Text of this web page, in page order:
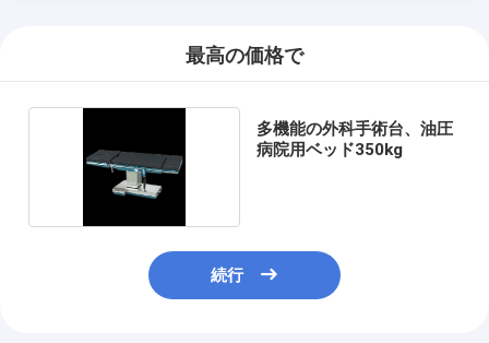
最高の価格で
多機能の外科手術台、油圧
病院用ベッド350kg
続行